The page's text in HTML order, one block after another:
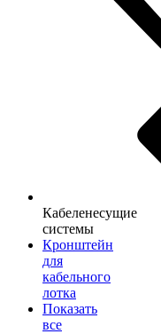
Кабеленесущие
системы
Кронштейн
для
кабельного
лотка
Показать
все